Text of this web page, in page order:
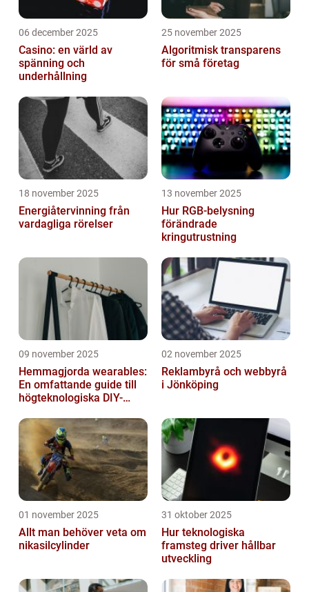
06 december 2025
Casino: en värld av
spänning och
underhållning
25 november 2025
Algoritmisk transparens
för små företag
18 november 2025
Energiåtervinning från
vardagliga rörelser
13 november 2025
Hur RGB-belysning
förändrade
kringutrustning
09 november 2025
Hemmagjorda wearables:
En omfattande guide till
högteknologiska DIY-
02 november 2025
Reklambyrå och webbyrå
i Jönköping
01 november 2025
Allt man behöver veta om
nikasilcylinder
31 oktober 2025
Hur teknologiska
framsteg driver hållbar
utveckling